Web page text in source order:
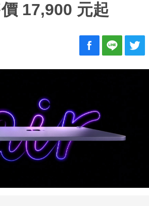
17,900 元起